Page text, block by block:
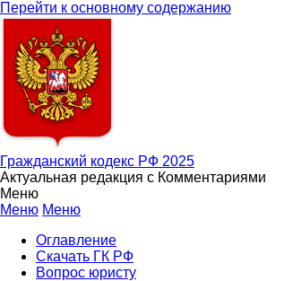
Перейти к основному содержанию
Гражданский кодекс РФ 2025
Актуальная редакция с Комментариями
Меню
Меню Меню
Оглавление
Скачать ГК РФ
Вопрос юристу